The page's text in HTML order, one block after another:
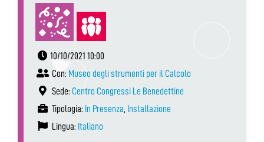
10/10/2021 10:00
Con: Museo degli strumenti per il Calcolo
Sede: Centro Congressi Le Benedettine
Tipologia: In Presenza, Installazione
Lingua: Italiano